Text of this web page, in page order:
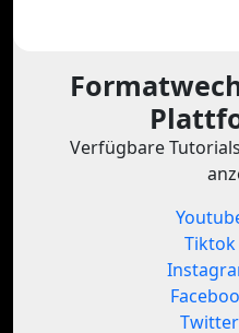
Verfügbare
Tiktok